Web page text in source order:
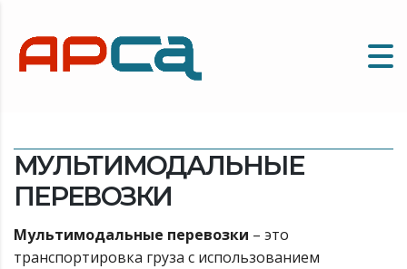
МУЛЬТИМОДАЛЬНЫЕ
ПЕРЕВОЗКИ
Мультимодальные перевозки – это
транспортировка груза с использованием